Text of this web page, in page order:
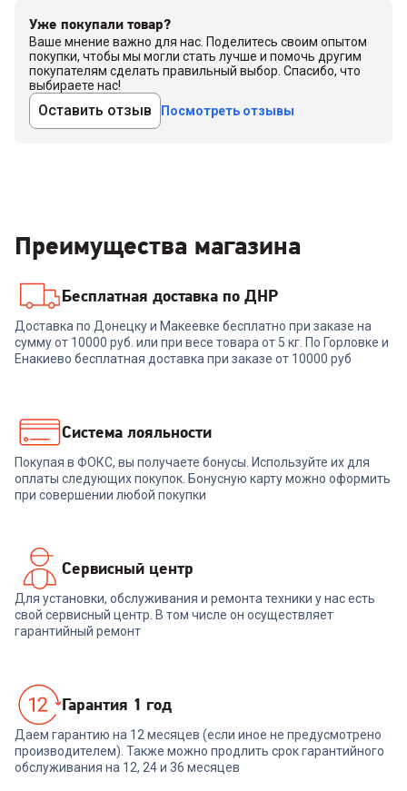
Уже покупали товар?
Ваше мнение важно для нас. Поделитесь своим опытом
покупки, чтобы мы могли стать лучше и помочь другим
покупателям сделать правильный выбор. Спасибо, что
выбираете нас!
Оставить отзыв Посмотреть отзывы
Преимущества магазина
Бесплатная доставка по ДНР
Доставка по Донецку и Макеевке бесплатно при заказе на
сумму от 10000 руб. или при весе товара от 5 кг. По Горловке и
Енакиево бесплатная доставка при заказе от 10000 руб
Система лояльности
Покупая в ФОКС, вы получаете бонусы. Используйте их для
оплаты следующих покупок. Бонусную карту можно оформить
при совершении любой покупки
Сервисный центр
Для установки, обслуживания и ремонта техники у нас есть
свой сервисный центр. В том числе он осуществляет
гарантийный ремонт
Гарантия 1 год
Даем гарантию на 12 месяцев (если иное не предусмотрено
производителем). Также можно продлить срок гарантийного
обслуживания на 12, 24 и 36 месяцев